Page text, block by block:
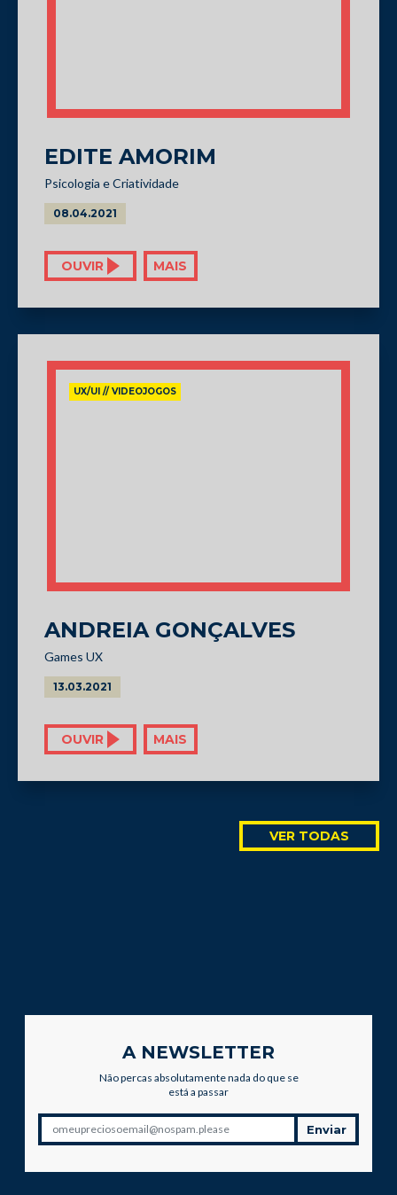
EDITE AMORIM
Psicologia e Criatividade
08.04.2021
OUVIR MAIS
UX/UI // VIDEOJOGOS
ANDREIA GONÇALVES
Games UX
13.03.2021
OUVIR MAIS
VER TODAS
A NEWSLETTER
Não percas absolutamente nada do que se
está a passar
Enviar